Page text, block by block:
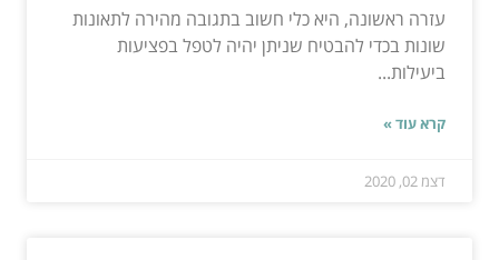
עזרה ראשונה, היא כלי חשוב בתגובה מהירה לתאונות
שונות בכדי להבטיח שניתן יהיה לטפל בפציעות
ביעילות...
קרא עוד »
דצמ 02, 2020